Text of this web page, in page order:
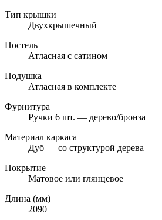
Тип крышки
Двухкрышечный
Постель
Атласная с сатином
Подушка
Атласная в комплекте
Фурнитура
Ручки 6 шт. — дерево/бронза
Материал каркаса
Дуб — со структурой дерева
Покрытие
Матовое или глянцевое
Длина (мм)
2090